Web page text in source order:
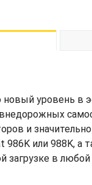
новый уровень
и
или 988K,
в любой